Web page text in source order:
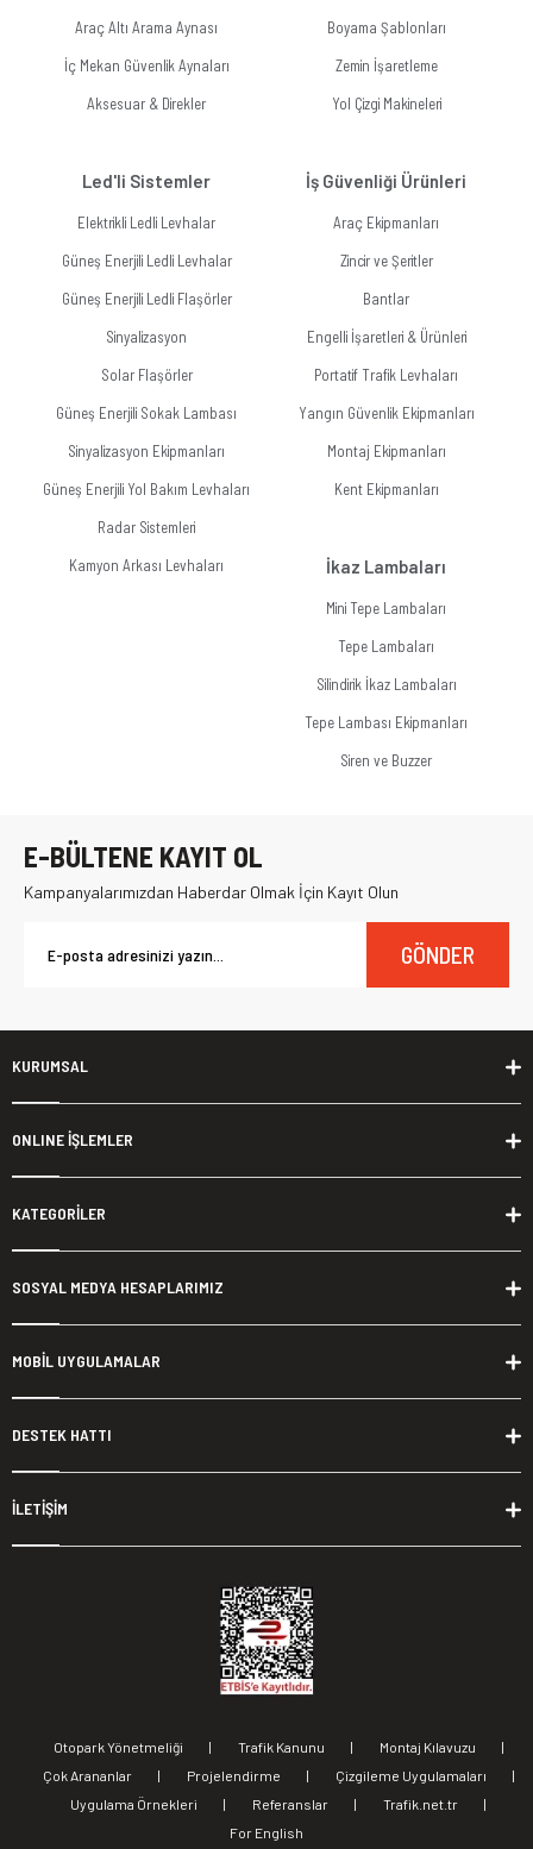
Araç Altı Arama Aynası
İç Mekan Güvenlik Aynaları
Aksesuar & Direkler
Led'li Sistemler
Elektrikli Ledli Levhalar
Güneş Enerjili Ledli Levhalar
Güneş Enerjili Ledli Flaşörler
Sinyalizasyon
Solar Flaşörler
Güneş Enerjili Sokak Lambası
Sinyalizasyon Ekipmanları
Güneş Enerjili Yol Bakım Levhaları
Radar Sistemleri
Kamyon Arkası Levhaları
Boyama Şablonları
Zemin İşaretleme
Yol Çizgi Makineleri
İş Güvenliği Ürünleri
Araç Ekipmanları
Zincir ve Şeritler
Bantlar
Engelli İşaretleri & Ürünleri
Portatif Trafik Levhaları
Yangın Güvenlik Ekipmanları
Montaj Ekipmanları
Kent Ekipmanları
İkaz Lambaları
Mini Tepe Lambaları
Tepe Lambaları
Silindirik İkaz Lambaları
Tepe Lambası Ekipmanları
Siren ve Buzzer
E-BÜLTENE KAYIT OL
Kampanyalarımızdan Haberdar Olmak İçin Kayıt Olun
GÖNDER
KURUMSAL
ONLINE İŞLEMLER
KATEGORİLER
SOSYAL MEDYA HESAPLARIMIZ
MOBİL UYGULAMALAR
DESTEK HATTI
İLETİŞİM
Otopark Yönetmeliği | Trafik Kanunu | Montaj Kılavuzu
|
Çok Arananlar
| Projelendirme | Çizgileme Uygulamaları
|
Uygulama Örnekleri
| Referanslar | Trafik.net.tr
|
For English